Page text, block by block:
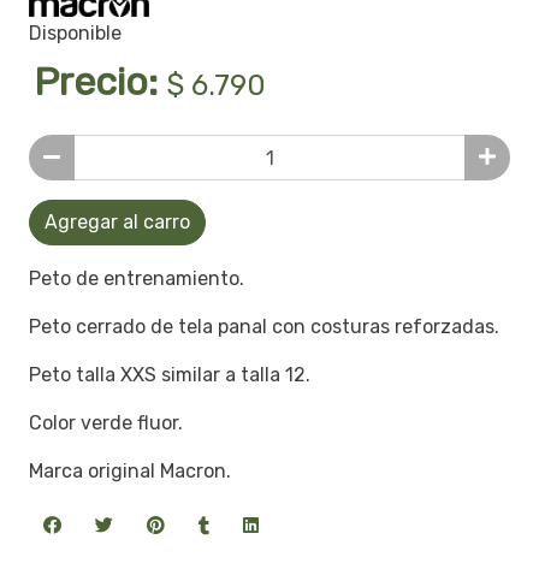
Disponible
Precio: $ 6.790
Agregar al carro
Peto de entrenamiento.
Peto cerrado de tela panal con costuras reforzadas.
Peto talla XXS similar a talla 12.
Color verde fluor.
Marca original Macron.